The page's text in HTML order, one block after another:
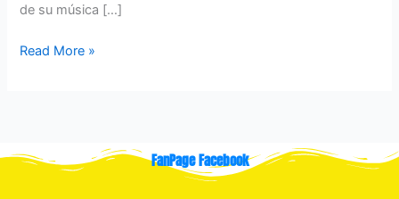
de su música […]
Read More »
FanPage Facebook